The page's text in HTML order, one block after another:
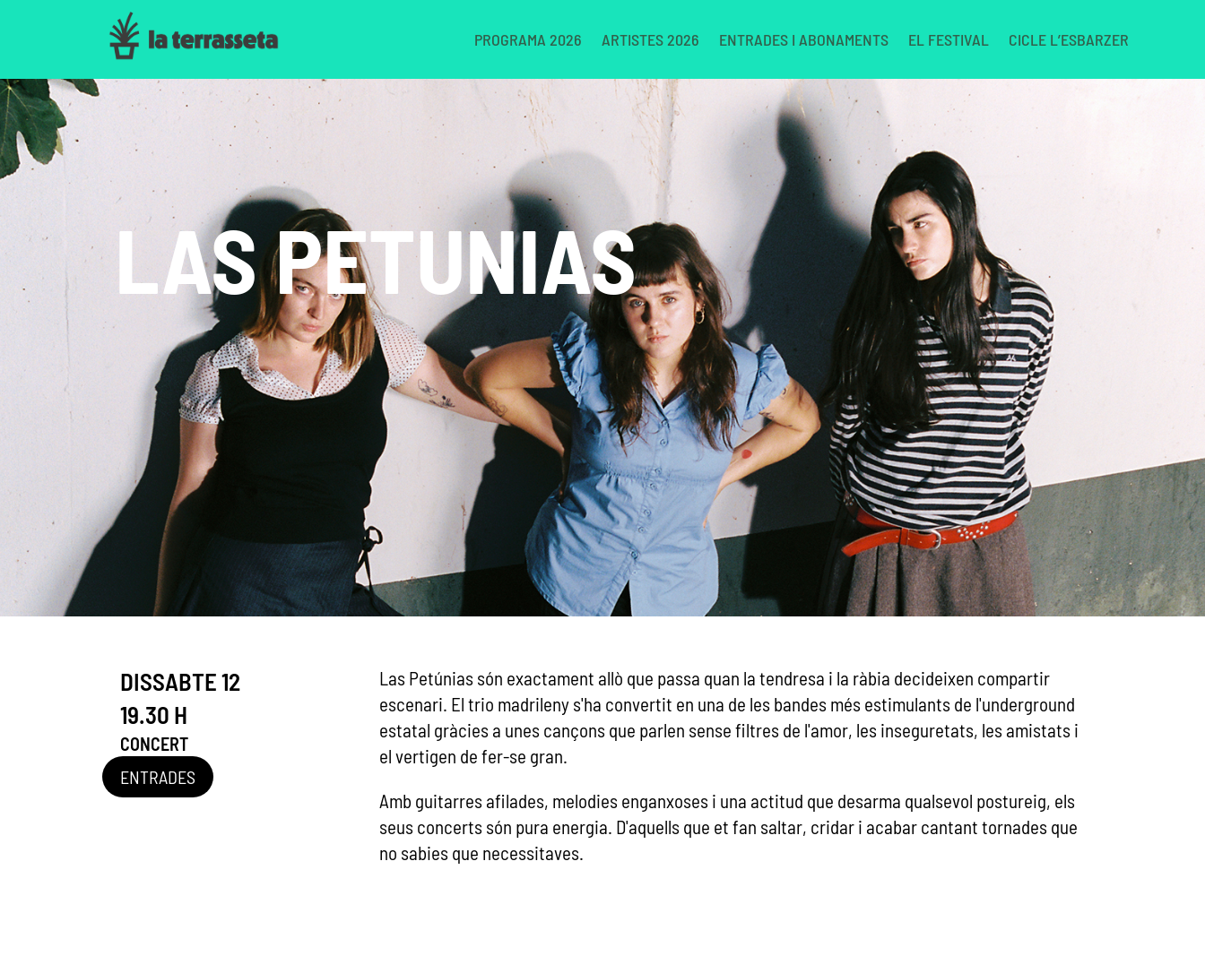
PROGRAMA 2026 ARTISTES 2026 ENTRADES I ABONAMENTS EL FESTIVAL CICLE L’ESBARZER
LAS PETUNIAS
DISSABTE 12
19.30 H
CONCERT
ENTRADES
Las Petúnias són exactament allò que passa quan la tendresa i la ràbia decideixen compartir
escenari. El trio madrileny s'ha convertit en una de les bandes més estimulants de l'underground
estatal gràcies a unes cançons que parlen sense filtres de l'amor, les inseguretats, les amistats i
el vertigen de fer-se gran.
Amb guitarres afilades, melodies enganxoses i una actitud que desarma qualsevol postureig, els
seus concerts són pura energia. D'aquells que et fan saltar, cridar i acabar cantant tornades que
no sabies que necessitaves.